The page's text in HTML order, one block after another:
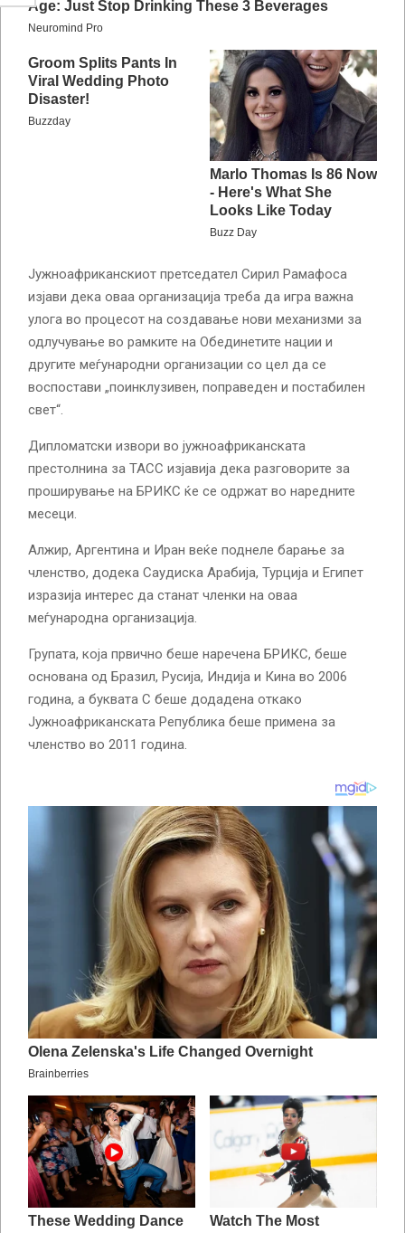
Јужноафриканскиот претседател Сирил Рамафоса
изјави дека оваа организација треба да игра важна
улога во процесот на создавање нови механизми за
одлучување во рамките на Обединетите нации и
другите меѓународни организации со цел да се
воспостави „поинклузивен, поправеден и постабилен
свет“.
Дипломатски извори во јужноафриканската
престолнина за ТАСС изјавија дека разговорите за
проширување на БРИКС ќе се одржат во наредните
месеци.
Алжир, Аргентина и Иран веќе поднеле барање за
членство, додека Саудиска Арабија, Турција и Египет
изразија интерес да станат членки на оваа
меѓународна организација.
Групата, која првично беше наречена БРИКС, беше
основана од Бразил, Русија, Индија и Кина во 2006
година, а буквата С беше додадена откако
Јужноафриканската Република беше примена за
членство во 2011 година.